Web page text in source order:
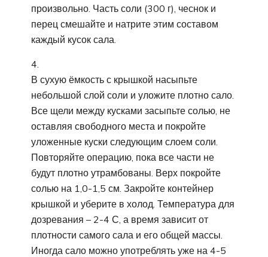
произвольно. Часть соли (300 г), чеснок и
перец смешайте и натрите этим составом
каждый кусок сала.
В сухую ёмкость с крышкой насыпьте
небольшой слой соли и уложите плотно сало.
Все щели между кусками засыпьте солью, не
оставляя свободного места и покройте
уложенные куски следующим слоем соли.
Повторяйте операцию, пока все части не
будут плотно утрамбованы. Верх покройте
солью на 1,0-1,5 см. Закройте контейнер
крышкой и уберите в холод. Температура для
дозревания – 2-4 Ϲ, а время зависит от
плотности самого сала и его общей массы.
Иногда сало можно употреблять уже на 4-5